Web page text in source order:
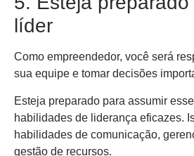
líder
Como empreendedor, você será
sua equipe e tomar decisões
Esteja preparado para assumir
habilidades de liderança eficazes.
habilidades de comunicação,
gestão de recursos.